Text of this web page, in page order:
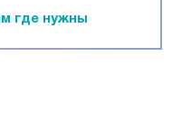
где нужны